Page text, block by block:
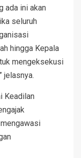
ada ini akan
seluruh
hingga Kepala
mengeksekusi
jelasnya.
Keadilan